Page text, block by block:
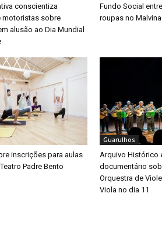
conscientiza
motoristas sobre
alusão ao Dia Mundial
Fundo Social
roupas no
inscrições para aulas
Padre Bento
Guarulhos
Arquivo Histórico
documentário
Orquestra de
Viola no dia 11